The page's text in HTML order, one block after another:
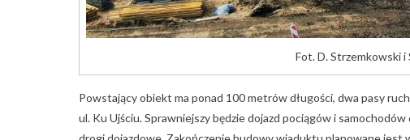
Fot. D. Strzemkowski i
Powstający obiekt ma ponad 100 metrów długości, dwa pasy
ul. Ku Ujściu. Sprawniejszy będzie dojazd pociągów i